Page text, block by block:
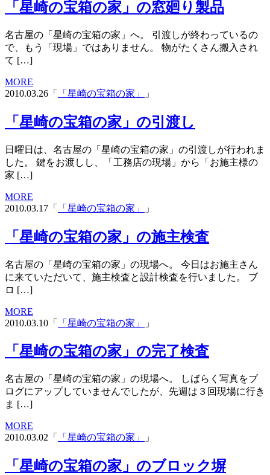
「星崎の宝箱の家」の窓廻り製品
名古屋の「星崎の宝箱の家」へ。 引渡しが終わっているの
で、もう「現場」ではありません。 物がたくさん搬入され
て […]
MORE
2010.03.26「
「星崎の宝箱の家」 」
「星崎の宝箱の家」の引渡し
日曜日は、名古屋の「星崎の宝箱の家」の引渡しが行われま
した。 鍵をお渡しし、「工務店の現場」から「お施主様の
家 […]
MORE
2010.03.17「
「星崎の宝箱の家」 」
「星崎の宝箱の家」の施主検査
名古屋の「星崎の宝箱の家」の現場へ。 今日はお施主さん
に来ていただいて、施主検査と設計検査を行いました。 ブ
ロ […]
MORE
2010.03.10「
「星崎の宝箱の家」 」
「星崎の宝箱の家」の完了検査
名古屋の「星崎の宝箱の家」の現場へ。 しばらく写真をブ
ログにアップしていませんでしたが、先週は３回現場に行き
ま […]
MORE
2010.03.02「
「星崎の宝箱の家」 」
「星崎の宝箱の家」のブロック塀